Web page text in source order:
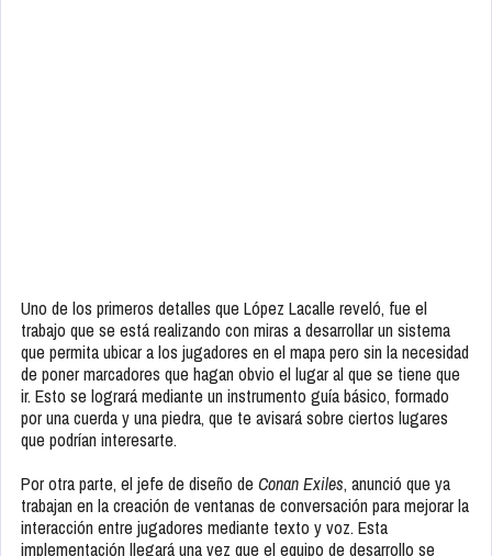
Uno de los primeros detalles que López Lacalle reveló, fue el
trabajo que se está realizando con miras a desarrollar un sistema
que permita ubicar a los jugadores en el mapa pero sin la necesidad
de poner marcadores que hagan obvio el lugar al que se tiene que
ir. Esto se logrará mediante un instrumento guía básico, formado
por una cuerda y una piedra, que te avisará sobre ciertos lugares
que podrían interesarte.
Por otra parte, el jefe de diseño de Conan Exiles, anunció que ya
trabajan en la creación de ventanas de conversación para mejorar la
interacción entre jugadores mediante texto y voz. Esta
implementación llegará una vez que el equipo de desarrollo se